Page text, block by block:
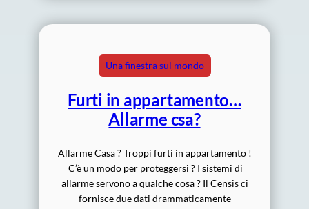
Una finestra sul mondo
Furti in appartamento…
Allarme csa?
Allarme Casa ? Troppi furti in appartamento !
C’è un modo per proteggersi ? I sistemi di
allarme servono a qualche cosa ? Il Censis ci
fornisce due dati drammaticamente